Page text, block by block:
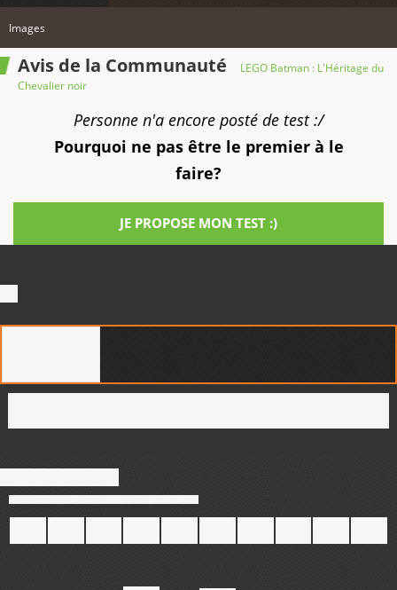
Images
Avis de la Communauté
LEGO Batman : L'Héritage du
Chevalier noir
Personne n'a encore posté de test :/
Pourquoi ne pas être le premier à le
faire?
JE PROPOSE MON TEST :)